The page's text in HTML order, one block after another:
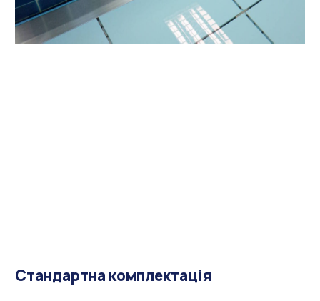
Стандартна комплектація